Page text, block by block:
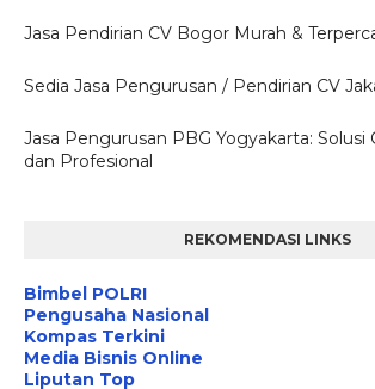
Jasa Pendirian CV Bogor Murah &
Sedia Jasa Pengurusan / Pendirian CV
Jasa Pengurusan PBG Yogyakarta: Solusi
dan Profesional
REKOMENDASI LINKS
Bimbel POLRI
Pengusaha Nasional
Kompas Terkini
Media Bisnis Online
Liputan Top